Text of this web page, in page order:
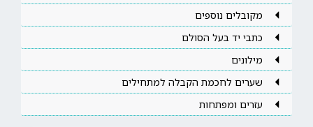
מקובלים נוספים
כתבי יד בעל הסולם
מילונים
שערים לחכמת הקבלה למתחילים
עזרים ומפתחות